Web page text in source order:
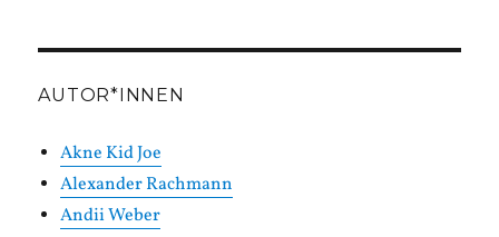
AUTOR*INNEN
Akne Kid Joe
Alexander Rachmann
Andii Weber